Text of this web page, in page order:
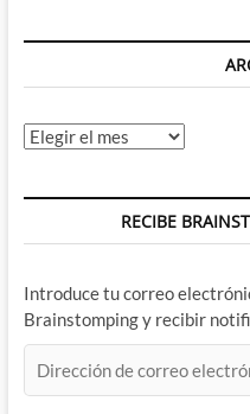
Archivos
RECIBE
Introduce tu correo
Brainstomping y recibir
de